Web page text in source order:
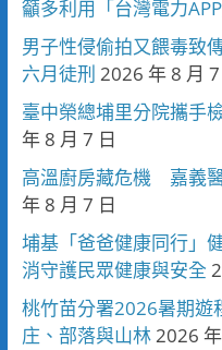
籲多利用「台灣電力
男子性侵偷拍又餵毒致
六月徒刑 2026 年 8 月 7
臺中榮總埔里分院攜
年 8 月 7 日
高溫廚房藏危機 嘉義
年 8 月 7 日
埔基「爸爸健康同行
消守護民眾健康與安全
桃竹苗分署2026暑期
庄、部落與山林2026